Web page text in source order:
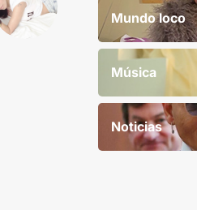
Mundo loco
Música
Noticias